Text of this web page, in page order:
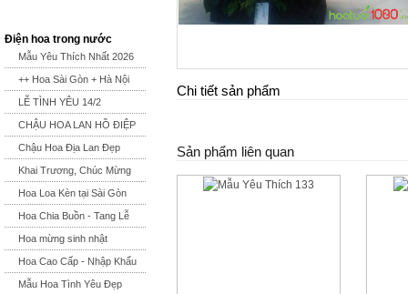
Điện hoa trong nước
Mẫu Yêu Thích Nhất 2026
++ Hoa Sài Gòn + Hà Nội
LỄ TÌNH YÊU 14/2
CHẬU HOA LAN HỒ ĐIỆP
Chậu Hoa Địa Lan Đẹp
Khai Trương, Chúc Mừng
Hoa Loa Kèn tại Sài Gòn
Hoa Chia Buồn - Tang Lễ
Hoa mừng sinh nhật
Hoa Cao Cấp - Nhập Khẩu
Mẫu Hoa Tình Yêu Đẹp
Chi tiết sản phẩm
Sản phẩm liên quan